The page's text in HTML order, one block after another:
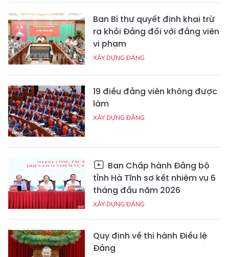
Ban Bí thư quyết định khai trừ
ra khỏi Đảng đối với đảng viên
vi phạm
XÂY DỰNG ĐẢNG
19 điều đảng viên không được
làm
XÂY DỰNG ĐẢNG
Ban Chấp hành Đảng bộ
tỉnh Hà Tĩnh sơ kết nhiệm vụ 6
tháng đầu năm 2026
XÂY DỰNG ĐẢNG
Quy định về thi hành Điều lệ
Đảng